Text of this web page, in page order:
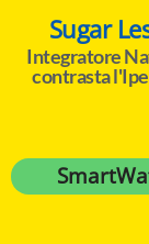
Sugar
Integratore
contrasta